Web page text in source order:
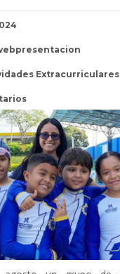
Extracurriculares